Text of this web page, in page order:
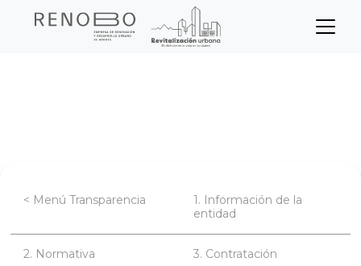
Sitio Web Empresa de
Transparencia
< Menú Transparencia
1. Información de la
entidad
2. Normativa 3. Contratación